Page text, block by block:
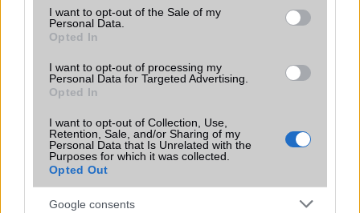
consent section.
I want to opt-out of the Sale of my
Personal Data.
Opted In
I want to opt-out of processing my
Personal Data for Targeted Advertising.
Opted In
I want to opt-out of Collection, Use,
Retention, Sale, and/or Sharing of my
Personal Data that Is Unrelated with the
Purposes for which it was collected.
Opted Out
Google consents
Számos népszerű Samsung Galaxy
készülék kimarad a One UI 9
modellekről
2026.06.30| Phone Arena
funkciókat és továbbfejlesztett kezelőfelületet hoz,
azonban több korábbi csúcskategóriás és középkategóriás
Galaxy készülék számára ez lesz az út vége.
iPhone 18 bemutató dátum - ekkor
rántja le a leplet az Apple az új